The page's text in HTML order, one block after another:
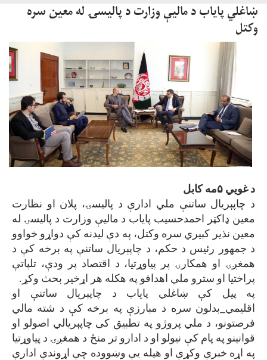
ښاغلي پایاب د ماليې وزارت د پالیسۍ له معین سره
وکتل
د غویي ۵مه کابل
د چاپېریال ساتنې ملي ادارې د پالیسۍ، پلان او نظارت
معین ډاکټر احمدحسیب پایاب د مالیې وزارت د پالیسۍ له
معین نذیر کبیري سره وکتل، په دې لیدنه کې دواړو خواوو
د جمهور رئیس د حکم، د چاپېریال ساتنې په برخه کې د
همغږۍ او همکارۍ پر پیاوړتیا، د اقتصاد پر ودې، تلپاتې
پراختیا او سترو ملي اهدافو په هکله هر اړخیر بحث وکړ .
په پیل کې ښاغلي پایاب د چاپېریال ساتنې او
اقلیمي_بدلون سره د مبارزې په برخه کې د شته مالي
فرصتونو، د ملي پروژو په تطبیق کی چاپېریالي اصولو او
قوانینو په پام کې نیولو او د ادارو تر منځ د همغږۍ د پیاوړتیا
په اړه خبرې وکړې او هیله یې وښووده چې اړوندې ادارې